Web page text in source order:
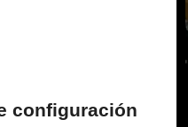
configuración